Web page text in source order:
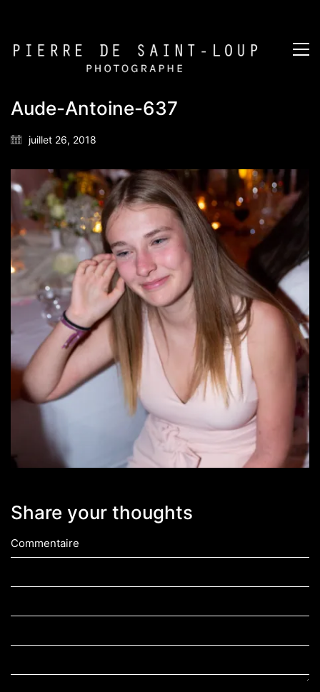
Aude-Antoine-637
juillet 26, 2018
Share your thoughts
Commentaire